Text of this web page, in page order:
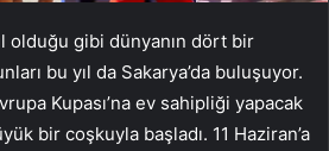
olduğu gibi dünyanın dört bir
bu yıl da Sakarya’da buluşuyor.
Kupası’na ev sahipliği yapacak
bir coşkuyla başladı. 11 Haziran’a